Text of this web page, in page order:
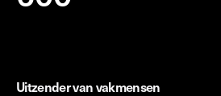
Uitzender van vakmensen